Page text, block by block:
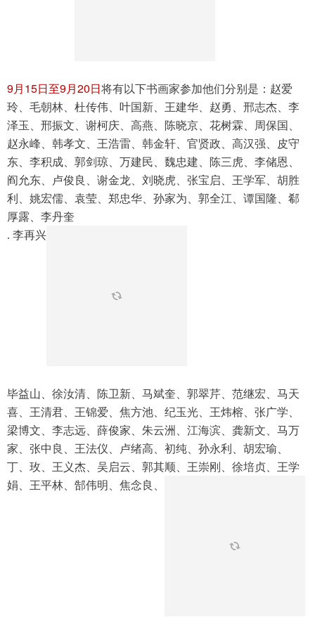
9月 15日至9月 20 日 将有以下书画家参加他们分别是：赵爱
玲、毛朝林、杜传伟、叶国新、王建华、赵勇、邢志杰、李
泽玉、邢振文、谢柯庆、高燕、陈晓京、花树霖、周保国、
赵永峰、韩孝文、王浩雷、韩金轩、官贤政、高汉强、皮守
东、李积成、郭剑琼、万建民、魏忠建、陈三虎、李储恩、
阎允东、卢俊良、谢金龙、刘晓虎、张宝启、王学军、胡胜
利、姚宏儒、袁莹、郑忠华、孙家为、郭全江、谭国隆、郗
厚露、 李丹奎
. 李再兴
毕益山、徐汝清、陈卫新、马斌奎、郭翠芹、范继宏、马天
喜、王清君、王锦爱、焦方池、纪玉光、王炜榕、张广学、
梁博文、李志远、薛俊家、朱云洲、江海滨、龚新文、马万
家、张中良、王法仪、卢绪高、初纯、孙永利、胡宏瑜、
丁、玫、王义杰、吴启云、郭其顺、王崇刚、徐培贞、王学
娟、王平林、郜伟明、焦念良、